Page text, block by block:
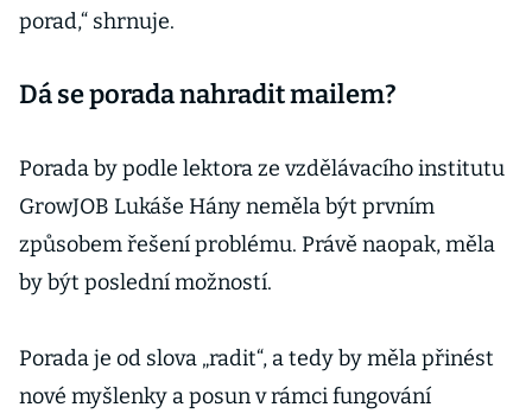
porad,“ shrnuje.
Dá se porada nahradit mailem?
Porada by podle lektora ze vzdělávacího institutu
GrowJOB Lukáše Hány neměla být prvním
způsobem řešení problému. Právě naopak, měla
by být poslední možností.
Porada je od slova „radit“, a tedy by měla přinést
nové myšlenky a posun v rámci fungování